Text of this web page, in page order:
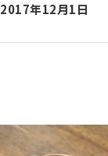
2017年12月1日